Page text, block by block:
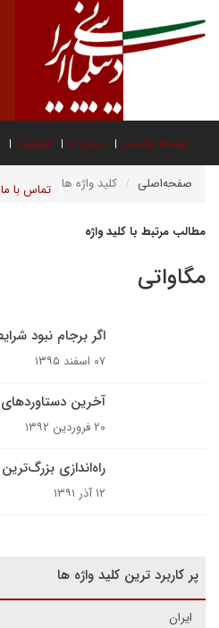
صفحه نخست درباره ما عضویت
تماس با ما صفحه‌اصلی کلید واژه ها
مطالب مرتبط با کلید واژه
مگاواتی
اگر برجام نبود
۰۷ اسفند ۱۳۹۵
آخرین
۲۰ فروردین ۱۳۹۲
راه‌اندازی
۱۲ آذر ۱۳۹۱
پر کاربرد ترین کلید واژه ها
ایران